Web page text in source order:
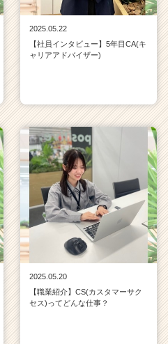
2025.05.22
【社員インタビュー】5年目CA(キ
ャリアアドバイザー)
2025.05.20
【職業紹介】CS(カスタマーサク
セス)ってどんな仕事？